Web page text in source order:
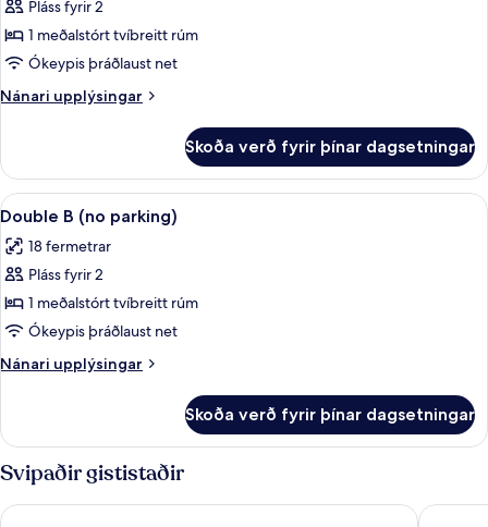
fyrir
Double
A
(no
parking)
Pláss fyrir 2
1 meðalstórt tvíbreitt rúm
Ókeypis þráðlaust net
Nánari upplýsingar
Nánari
A
(no
parking)
Skoða verð fyrir þínar dagsetningar
Skoða
allar
myndir
fyrir
Double
B
(no
parking)
Öryggishólf í herbergi, ókeypis
3
Double B (no parking)
18 fermetrar
Pláss fyrir 2
1 meðalstórt tvíbreitt rúm
Ókeypis þráðlaust net
Nánari upplýsingar
Nánari
B
(no
parking)
Skoða verð fyrir þínar dagsetningar
Svipaðir gististaðir
The Prima Hotel Jongno NINE